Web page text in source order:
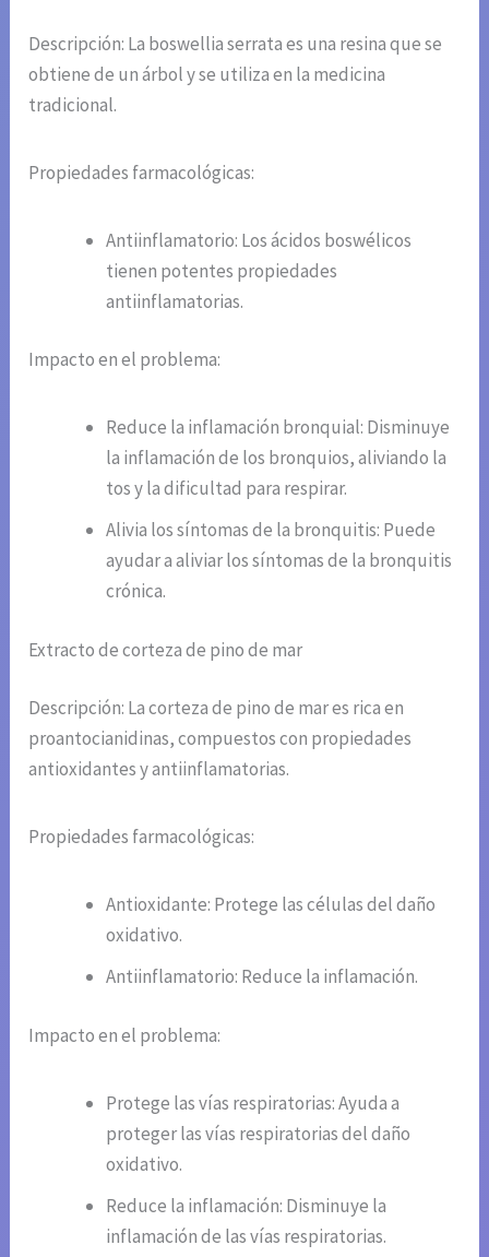
Descripción: La boswellia serrata es una resina que se
obtiene de un árbol y se utiliza en la medicina
tradicional.
Propiedades farmacológicas:
Antiinflamatorio: Los ácidos boswélicos
tienen potentes propiedades
antiinflamatorias.
Impacto en el problema:
Reduce la inflamación bronquial: Disminuye
la inflamación de los bronquios, aliviando la
tos y la dificultad para respirar.
Alivia los síntomas de la bronquitis: Puede
ayudar a aliviar los síntomas de la bronquitis
crónica.
Extracto de corteza de pino de mar
Descripción: La corteza de pino de mar es rica en
proantocianidinas, compuestos con propiedades
antioxidantes y antiinflamatorias.
Propiedades farmacológicas:
Antioxidante: Protege las células del daño
oxidativo.
Antiinflamatorio: Reduce la inflamación.
Impacto en el problema:
Protege las vías respiratorias: Ayuda a
proteger las vías respiratorias del daño
oxidativo.
Reduce la inflamación: Disminuye la
inflamación de las vías respiratorias.